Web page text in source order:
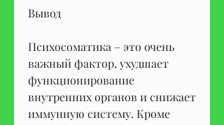
Вывод
Психосоматика – это очень
важный фактор, ухудшает
функционирование
внутренних органов и снижает
иммунную систему. Кроме